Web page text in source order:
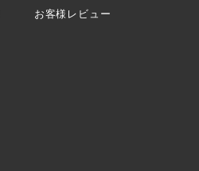
お客様レビュー